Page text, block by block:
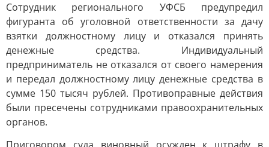
Сотрудник регионального УФСБ предупредил
фигуранта об уголовной ответственности за дачу
взятки должностному лицу и отказался принять
денежные средства. Индивидуальный
предприниматель не отказался от своего намерения
и передал должностному лицу денежные средства в
сумме 150 тысяч рублей. Противоправные действия
были пресечены сотрудниками правоохранительных
органов.